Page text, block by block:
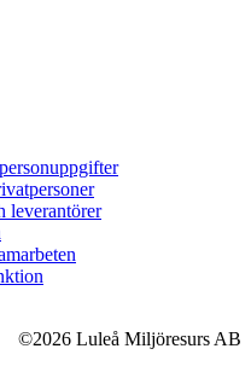
leverantörer
©2026 Luleå Miljöresurs AB